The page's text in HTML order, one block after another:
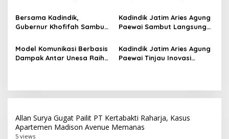
Juara Umum LKS Nasional
ATS Lolos Verifikasi dan
Siap Belajar
Bersama Kadindik,
Gubernur Khofifah Sambut
Umum LKS Dikmen Nasional
2026 di Grahadi
Kadindik Jatim Aries Agung
Paewai Sambut Langsung
Dikmen Nasional 2026 di
Pasar Turi
Model Komunikasi Berbasis
Dampak Antar Unesa Raih
Kadindik Jatim Aries Agung
Paewai Tinjau Inovasi
Allan Surya Gugat Pailit PT Kertabakti Raharja, Kasus
Apartemen Madison Avenue Memanas
5 views